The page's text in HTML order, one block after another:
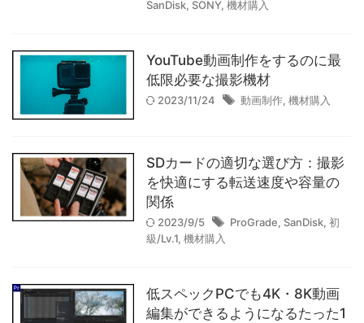
基礎/Lv.2 応用/Lv.3 撮影のコツ 機材レビュー
機材購入 現像ソフトの使い方
【実写レビュー】Sigma fp Lと
APO-LANTHAR 35mm F2の組
み合わせは"最高"だった。｜作
例
2025/10/15
【作例】voigtlander(フォクト
レンダー) APO-
SanDisk, SONY, 機材購入
YouTube動画制作をするのに最
低限必要な撮影機材
2023/11/24 動画制作, 機材購入
SDカードの適切な選び方：撮影
を快適にする転送速度や容量の
関係
2023/9/5 ProGrade, SanDisk, 初
級/Lv.1, 機材購入
低スペックPCでも4K・8K動画
編集ができるようになるたった1